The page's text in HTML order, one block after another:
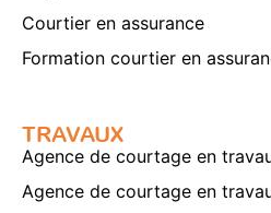
Courtier en assurance
Formation courtier en
TRAVAUX
Agence de courtage en
Agence de courtage en